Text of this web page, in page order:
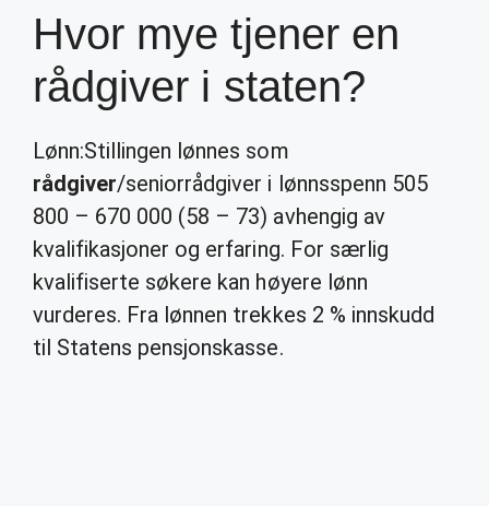
Hvor mye tjener en
rådgiver i staten?
Lønn:Stillingen lønnes som
rådgiver/seniorrådgiver i lønnsspenn 505
800 – 670 000 (58 – 73) avhengig av
kvalifikasjoner og erfaring. For særlig
kvalifiserte søkere kan høyere lønn
vurderes. Fra lønnen trekkes 2 % innskudd
til Statens pensjonskasse.